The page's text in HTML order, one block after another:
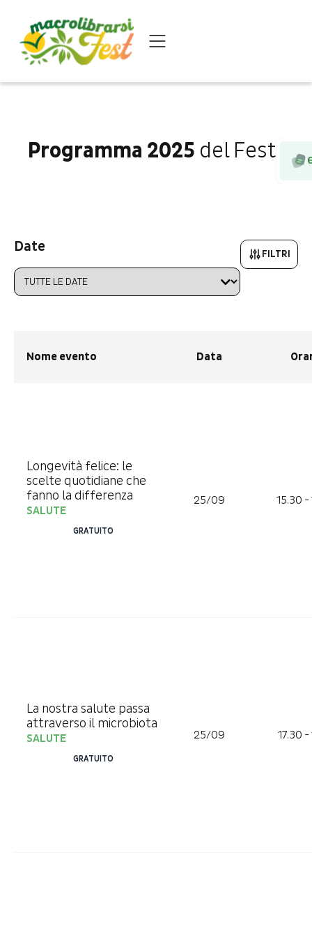
Programma 2025 del Fest
Date FILTRI
Nome evento Data
Longevità felice: le
scelte quotidiane che
fanno la differenza
SALUTE
GRATUITO
25/09 15.30 -
La nostra salute passa
attraverso il microbiota
SALUTE
GRATUITO
25/09 17.30 -